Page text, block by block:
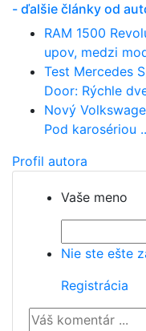
- ďalšie články od
RAM 1500
upov, medzi
Test Mercedes
Door: Rýchle
Nový
Pod karosériou
Profil autora
Vaše meno
Nie ste ešte
Registrácia